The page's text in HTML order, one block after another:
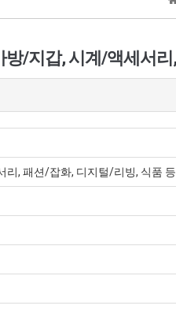
, 패션/잡화, 디지털/리빙, 식품 등